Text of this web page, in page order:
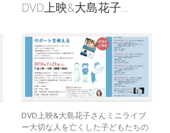
DVD上映&大島花子...
DVD上映&大島花子さんミニライブ
ー大切な人を亡くした子どもたちの